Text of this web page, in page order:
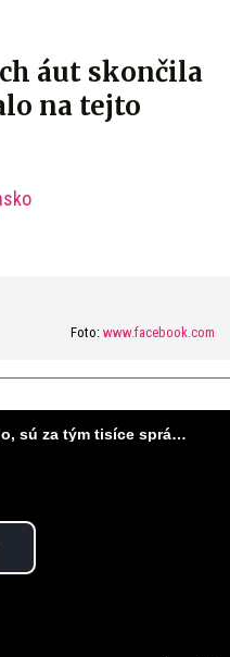
áut skončila
na tejto
Foto: www.facebook.com
Upútavka: Keď sa rozsvieti svetlo, sú za tým tisíce správnych rozhodnutí. Ako vzniká infraštruktúra, ktorú nevnímame?